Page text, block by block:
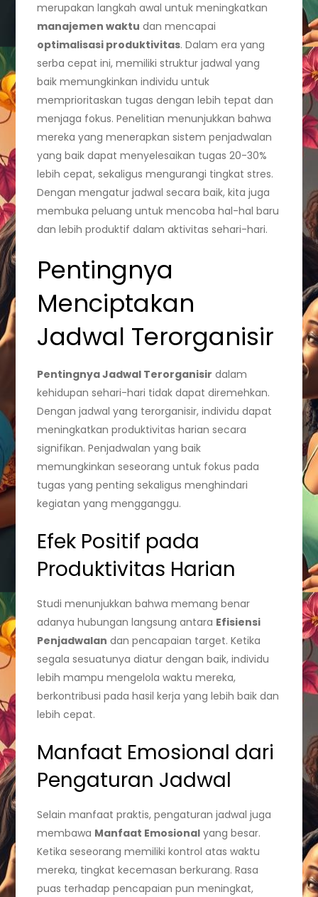
merupakan langkah awal untuk meningkatkan
manajemen waktu dan mencapai
optimalisasi produktivitas. Dalam era yang
serba cepat ini, memiliki struktur jadwal yang
baik memungkinkan individu untuk
memprioritaskan tugas dengan lebih tepat dan
menjaga fokus. Penelitian menunjukkan bahwa
mereka yang menerapkan sistem penjadwalan
yang baik dapat menyelesaikan tugas 20-30%
lebih cepat, sekaligus mengurangi tingkat stres.
Dengan mengatur jadwal secara baik, kita juga
membuka peluang untuk mencoba hal-hal baru
dan lebih produktif dalam aktivitas sehari-hari.
Pentingnya
Menciptakan
Jadwal Terorganisir
Pentingnya Jadwal Terorganisir dalam
kehidupan sehari-hari tidak dapat diremehkan.
Dengan jadwal yang terorganisir, individu dapat
meningkatkan produktivitas harian secara
signifikan. Penjadwalan yang baik
memungkinkan seseorang untuk fokus pada
tugas yang penting sekaligus menghindari
kegiatan yang mengganggu.
Efek Positif pada
Produktivitas Harian
Studi menunjukkan bahwa memang benar
adanya hubungan langsung antara Efisiensi
Penjadwalan dan pencapaian target. Ketika
segala sesuatunya diatur dengan baik, individu
lebih mampu mengelola waktu mereka,
berkontribusi pada hasil kerja yang lebih baik dan
lebih cepat.
Manfaat Emosional dari
Pengaturan Jadwal
Selain manfaat praktis, pengaturan jadwal juga
membawa Manfaat Emosional yang besar.
Ketika seseorang memiliki kontrol atas waktu
mereka, tingkat kecemasan berkurang. Rasa
puas terhadap pencapaian pun meningkat,